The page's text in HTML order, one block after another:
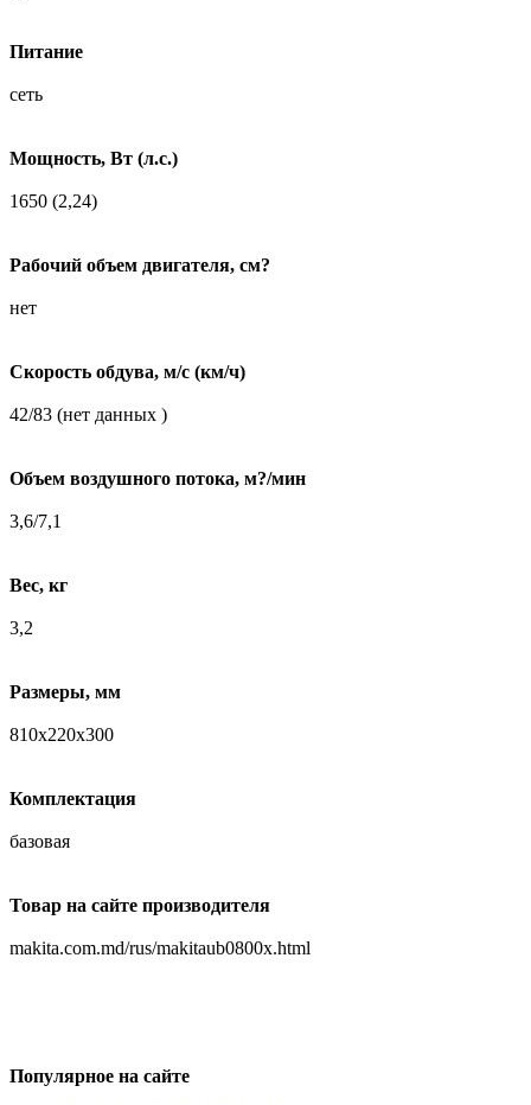
Питание
сеть
Мощность, Вт (л.с.)
1650 (2,24)
Рабочий объем двигателя, см?
нет
Скорость обдува, м/с (км/ч)
42/83 (нет данных )
Объем воздушного потока, м?/мин
3,6/7,1
Вес, кг
3,2
Размеры, мм
810x220x300
Комплектация
базовая
Товар на сайте производителя
makita.com.md/rus/makitaub0800x.html
Популярное на сайте